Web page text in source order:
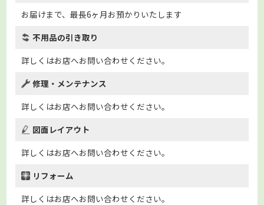
お届けまで、最長6ヶ月お預かりいたします
不用品の引き取り
詳しくはお店へお問い合わせください。
修理・メンテナンス
詳しくはお店へお問い合わせください。
図面レイアウト
詳しくはお店へお問い合わせください。
リフォーム
詳しくはお店へお問い合わせください。